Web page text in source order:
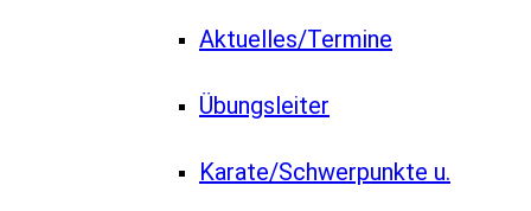
Aktuelles/Termine
Übungsleiter
Karate/Schwerpunkte u.